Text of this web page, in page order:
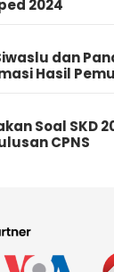
2024
dan
Hasil
Soal SKD
CPNS